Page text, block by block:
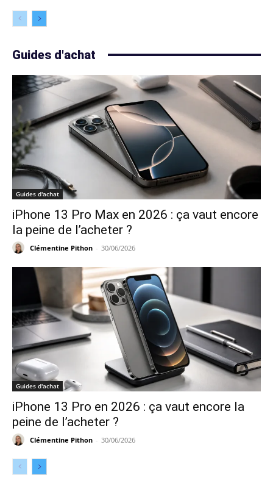
Guides d'achat
Guides d'achat
iPhone 13 Pro Max en 2026 : ça vaut encore
la peine de l’acheter ?
Clémentine Pithon - 30/06/2026
Guides d'achat
iPhone 13 Pro en 2026 : ça vaut encore la
peine de l’acheter ?
Clémentine Pithon - 30/06/2026